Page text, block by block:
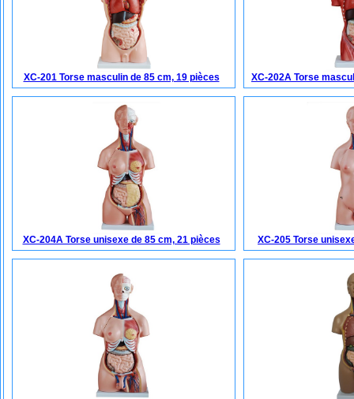
XC-201 Torse masculin de 85 cm, 19 pièces XC-202A Torse
XC-204A Torse unisexe de 85 cm, 21 pièces XC-205 Torse